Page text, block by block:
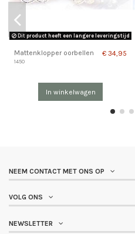
Dit product heeft een langere leveringstijd
Mattenklopper oorbellen
1450
€ 34,95
In winkelwagen
NEEM CONTACT MET ONS OP
VOLG ONS
NEWSLETTER